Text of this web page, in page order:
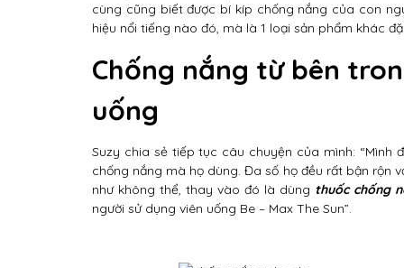
cùng cũng biết được bí kíp chống nắng của con
hiệu nổi tiếng nào đó, mà là 1 loại sản phẩm khác
Chống nắng từ bên
uống
Suzy chia sẻ tiếp tục câu chuyện của mình: “Mình
chống nắng mà họ dùng. Đa số họ đều rất bận rộn
như không thể, thay vào đó là dùng thuốc chống
người sử dụng viên uống Be – Max The Sun”.